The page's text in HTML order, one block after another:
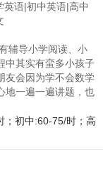
语|初中英语|高中
辅导小学阅读、小
中其实有蛮多小孩子
友会因为学不会数学
地一遍一遍讲题，也
们。带过准高三：这
语，传授解题基本技
，督促每天背单
；初中:60-75/时；高